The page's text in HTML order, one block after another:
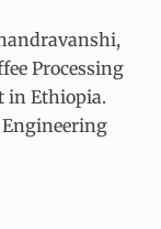
Processing
in Ethiopia.